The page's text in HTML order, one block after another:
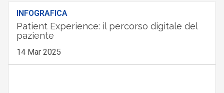
INFOGRAFICA
Patient Experience: il percorso digitale del
paziente
14 Mar 2025